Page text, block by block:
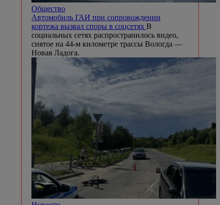
Общество
Автомобиль ГАИ при сопровождении
кортежа вызвал споры в соцсетях В
социальных сетях распространилось видео,
снятое на 44-м километре трассы Вологда —
Новая Ладога.